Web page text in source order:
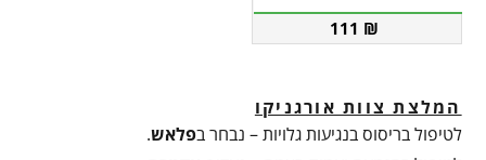
111 ₪
המלצת צוות אורגניקו
לטיפול בריסוס בנגיעות גלויות – נבחר בפלאש.